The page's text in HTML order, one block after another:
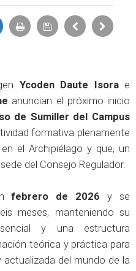
Ycoden Daute Isorae
anuncian el próximo inicio
de Sumiller del Campus
formativa plenamente
el Archipiélago y que, un
del Consejo Regulador.
febrero de 2026 y se
meses, manteniendo su
y una estructura
teórica y práctica para
del mundo de la